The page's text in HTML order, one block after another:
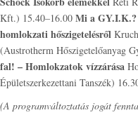
Kft.) 15.40–16.00 Mi a GY.I.K.?
homlokzati hőszigetelésről
(Austrotherm Hőszigetelőanyag
fal! – Homlokzatok vízzárása
Épületszerkezettani Tanszék)
(A programváltoztatás jogát